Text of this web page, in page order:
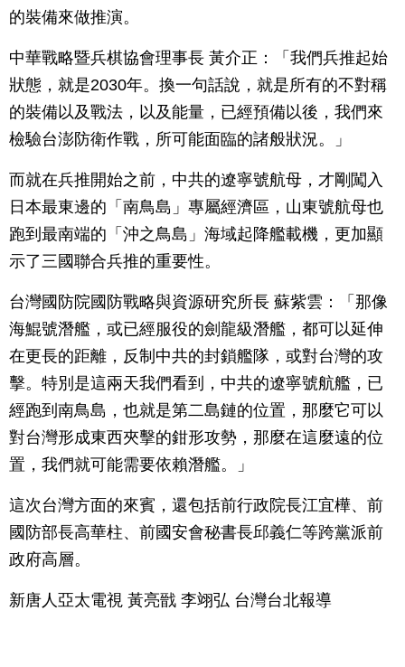
的裝備來做推演。
中華戰略暨兵棋協會理事長 黃介正：「我們兵推起始
狀態，就是2030年。換一句話說，就是所有的不對稱
的裝備以及戰法，以及能量，已經預備以後，我們來
檢驗台澎防衛作戰，所可能面臨的諸般狀況。」
而就在兵推開始之前，中共的遼寧號航母，才剛闖入
日本最東邊的「南鳥島」專屬經濟區，山東號航母也
跑到最南端的「沖之鳥島」海域起降艦載機，更加顯
示了三國聯合兵推的重要性。
台灣國防院國防戰略與資源研究所長 蘇紫雲：「那像
海鯤號潛艦，或已經服役的劍龍級潛艦，都可以延伸
在更長的距離，反制中共的封鎖艦隊，或對台灣的攻
擊。特別是這兩天我們看到，中共的遼寧號航艦，已
經跑到南鳥島，也就是第二島鏈的位置，那麼它可以
對台灣形成東西夾擊的鉗形攻勢，那麼在這麼遠的位
置，我們就可能需要依賴潛艦。」
這次台灣方面的來賓，還包括前行政院長江宜樺、前
國防部長高華柱、前國安會秘書長邱義仁等跨黨派前
政府高層。
新唐人亞太電視 黃亮戩 李翊弘 台灣台北報導